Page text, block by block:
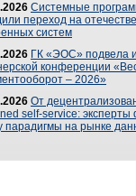
Системные
переход на
систем
ГК «ЭОС» подвела
конференции
– 2026»
От
self-service: эксперты
парадигмы на рынке